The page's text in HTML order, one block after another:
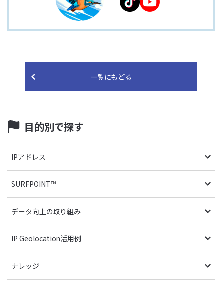
一覧にもどる
目的別で探す
IPアドレス
SURFPOINT™
データ向上の取り組み
IP Geolocation活用例
ナレッジ